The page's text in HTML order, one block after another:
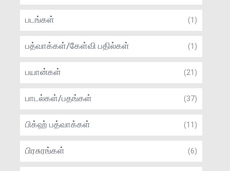
படங்கள் (1)
பத்வாக்கள்/கேள்வி பதில்கள் (1)
பயான்கள் (21)
பாடல்கள்/பதங்கள் (37)
பிக்ஹ் பத்வாக்கள் (11)
பிரசுரங்கள் (6)